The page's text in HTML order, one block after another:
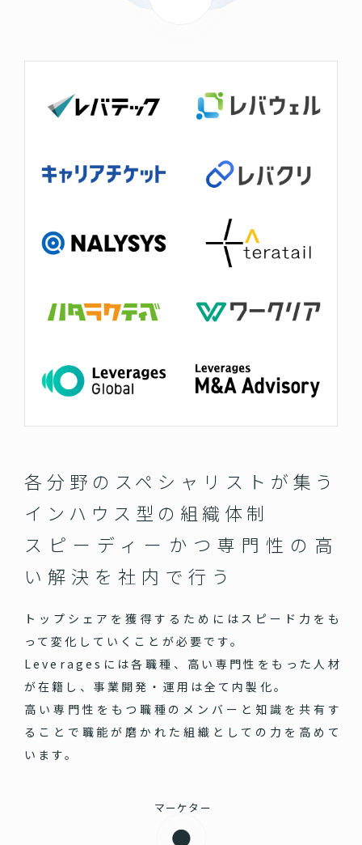
マーケター
各分野のスペシャリストが集う
インハウス型の組織体制
スピーディーかつ専門性の高
い 解決を社内で行う
トップシェアを獲得するためにはスピード力をも
って変化していくことが必要です。
Leveragesには各職種、高い専門性をもった人材
が在籍し、事業開発・運用は全て内製化。
高い専門性をもつ職種のメンバーと知識を共有す
ることで職能が磨かれた組織としての力を高めて
います。